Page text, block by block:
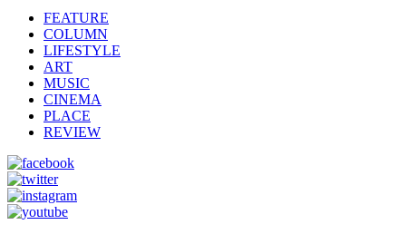
FEATURE
COLUMN
LIFESTYLE
ART
MUSIC
CINEMA
PLACE
REVIEW